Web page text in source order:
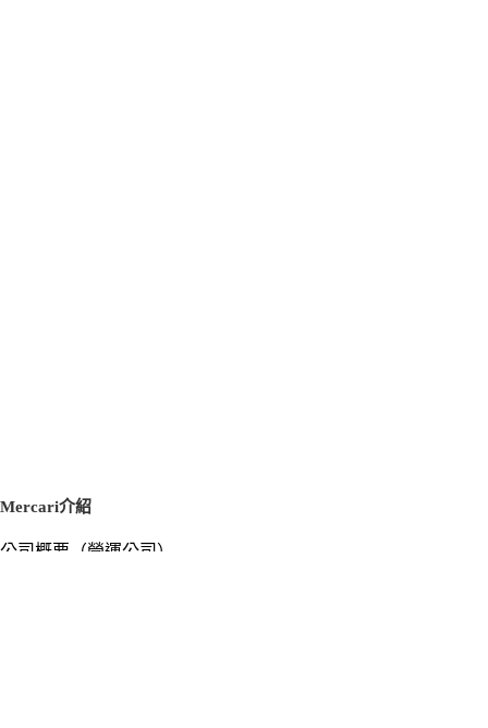
Mercari介紹
公司概要（營運公司）